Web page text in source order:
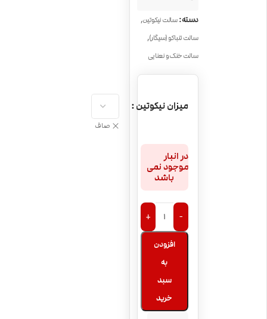
دسته:سالت نیکوتین,
سالت تنباکو (سیگار),
سالت خنک و نعنایی
میزان نیکوتین
صاف
در انبار
موجود نمی
باشد
-
+
افزودن
به
سبد
خرید